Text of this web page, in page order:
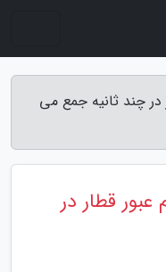
در چند ثانیه جمع می
عبور قطار در